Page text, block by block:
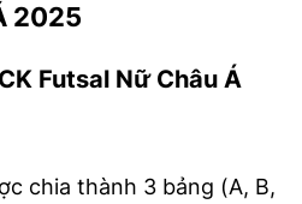
2025
Futsal Nữ Châu Á
chia thành 3 bảng (A, B,